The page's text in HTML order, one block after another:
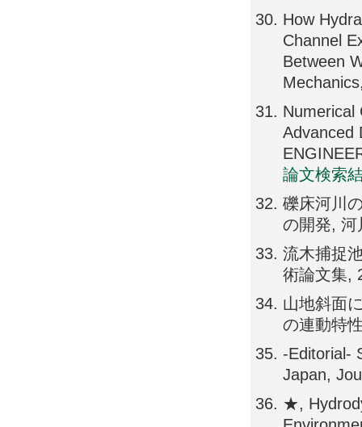
How
Channel
Between
Numerical
Advanced
論文検索
礫床河川
の開発, 河
流木捕捉
術論文集,
山地斜面
の連動特
-Editorial-
Japan,
★,